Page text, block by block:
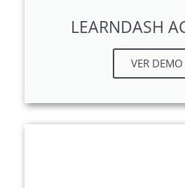
LEARNDASH
VER DEMO